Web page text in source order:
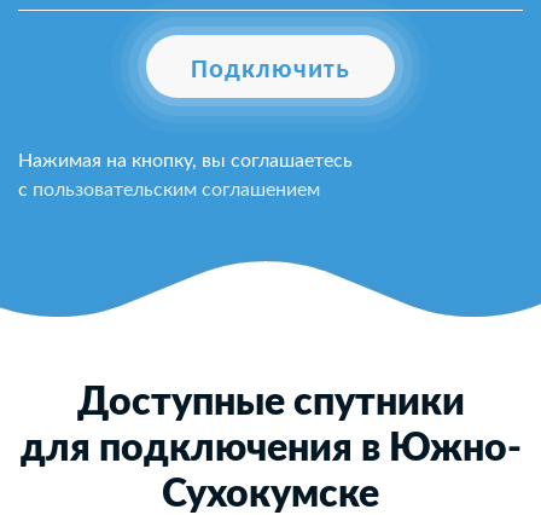
Подключить
Нажимая на кнопку, вы соглашаетесь
с пользовательским соглашением
Доступные спутники
для подключения в Южно-
Сухокумске